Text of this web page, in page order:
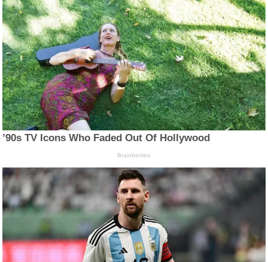
’90s TV Icons Who Faded Out Of Hollywood
Brainberries